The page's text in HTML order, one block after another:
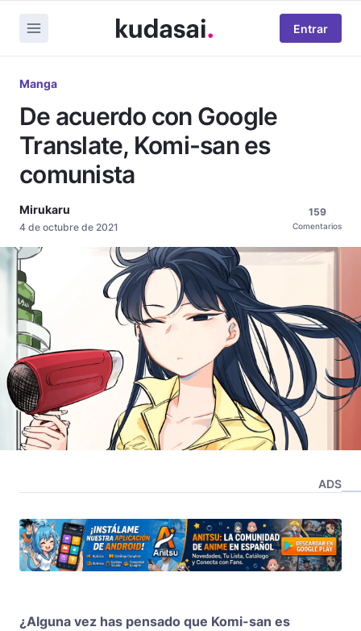
Entrar
Manga
De acuerdo con Google
Translate, Komi-san es
comunista
Mirukaru
4 de octubre de 2021
159
Comentarios
ADS
¿Alguna vez has pensado que Komi-san es